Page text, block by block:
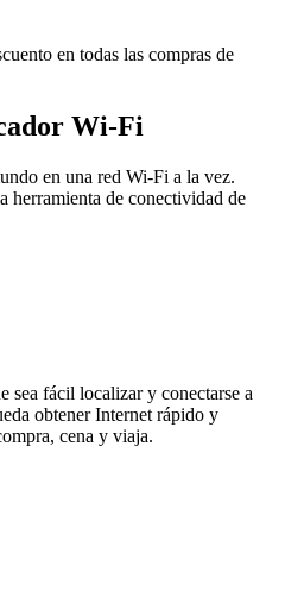
en todas las compras de
Wi-Fi
en una red Wi-Fi a la vez.
herramienta de conectividad de
sea fácil localizar y conectarse a
obtener Internet rápido y
cena y viaja.